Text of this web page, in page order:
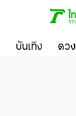
บันเทิง ดวง